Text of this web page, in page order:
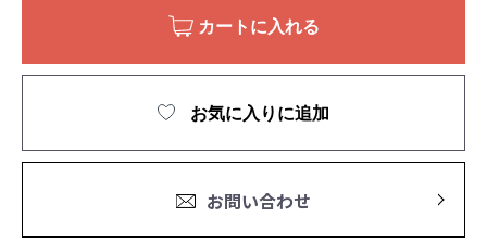
カートに入れる
お気に入りに追加
お問い合わせ